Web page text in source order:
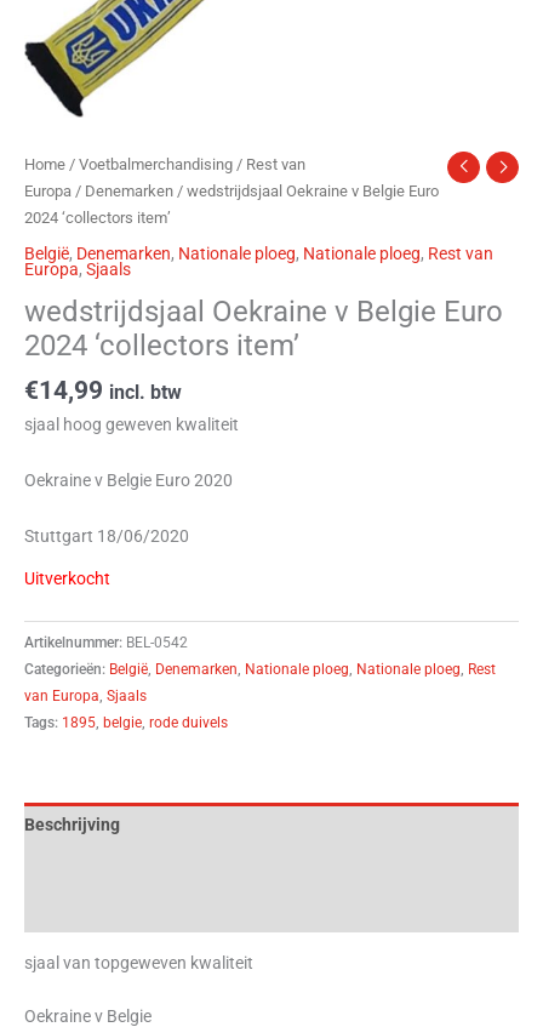
Home / Voetbalmerchandising / Rest van
Europa / Denemarken / wedstrijdsjaal Oekraine v Belgie Euro
2024 ‘collectors item’
België, Denemarken, Nationale ploeg, Nationale ploeg, Rest van
Europa, Sjaals
wedstrijdsjaal Oekraine v Belgie Euro
2024 ‘collectors item’
€14,99 incl. btw
sjaal hoog geweven kwaliteit
Oekraine v Belgie Euro 2020
Stuttgart 18/06/2020
Uitverkocht
Artikelnummer: BEL-0542
Categorieën: België, Denemarken, Nationale ploeg, Nationale ploeg, Rest
van Europa, Sjaals
Tags: 1895, belgie, rode duivels
Beschrijving
sjaal van topgeweven kwaliteit
Oekraine v Belgie